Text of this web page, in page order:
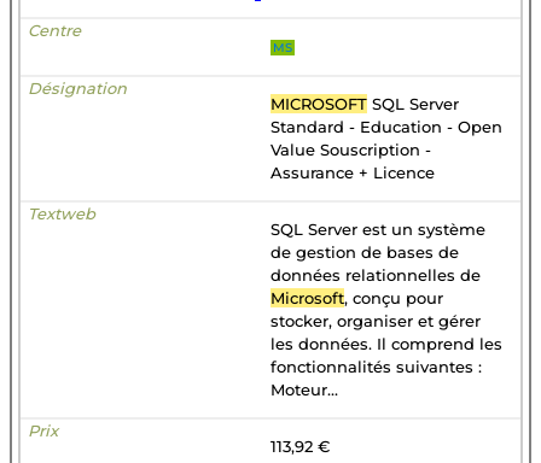
MS
MICROSOFT SQL Server
Standard - Education - Open
Value Souscription -
Assurance + Licence
SQL Server est un système
de gestion de bases de
données relationnelles de
Microsoft, conçu pour
stocker, organiser et gérer
les données. Il comprend les
fonctionnalités suivantes :
Moteur...
113,92 €